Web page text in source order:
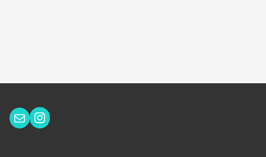
Correo electrónico
Instagram